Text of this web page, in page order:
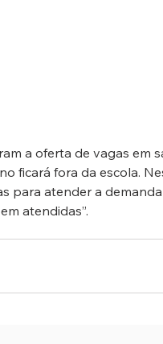
a oferta de vagas em
ficará fora da escola.
para atender a
atendidas”.